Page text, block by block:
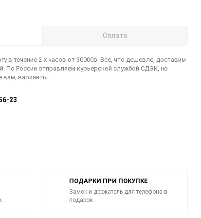
Оплата
в течение 2-х часов от 30000р. Все, что дешевле, доставим
По России отправляем курьерской службой СДЭК, но
вам, варианты.
23
ПОДАРКИ ПРИ ПОКУПКЕ
Замок и держатель для телефона в
подарок.